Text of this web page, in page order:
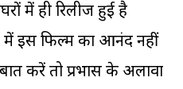
में ही रिलीज हुई है
इस फिल्म का आनंद नहीं
करें तो प्रभास के अलावा